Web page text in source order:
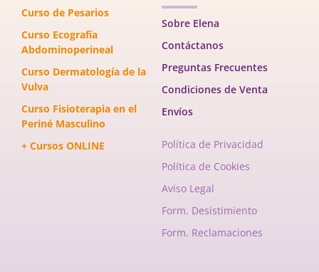
Curso de Pesarios
Curso Ecografía
Abdominoperineal
Curso Dermatología de la
Vulva
Curso Fisioterapia en el
Periné Masculino
+ Cursos ONLINE
Sobre Elena
Contáctanos
Preguntas Frecuentes
Condiciones de Venta
Envíos
Política de Privacidad
Política de Cookies
Aviso Legal
Form. Desistimiento
Form. Reclamaciones